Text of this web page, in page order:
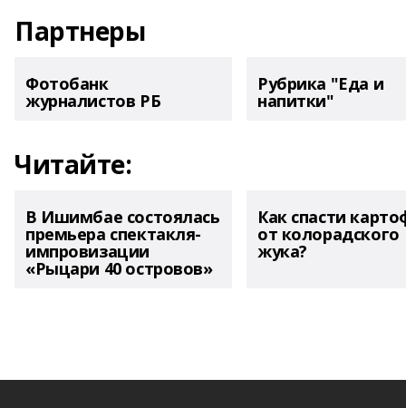
Партнеры
Фотобанк
журналистов РБ
Рубрика "Еда и
напитки"
Читайте:
В Ишимбае состоялась
премьера спектакля-
импровизации
«Рыцари 40 островов»
Как спасти
от колорадского
жука?